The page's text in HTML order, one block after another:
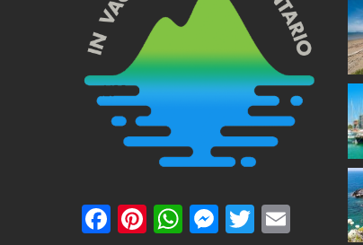
Facebook
Pinterest
WhatsApp
Messenger
Twitter
Email